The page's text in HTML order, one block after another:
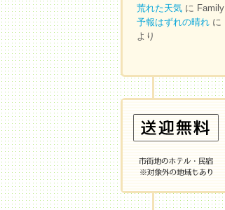
荒れた天気 に Family
予報はずれの晴れ に
より